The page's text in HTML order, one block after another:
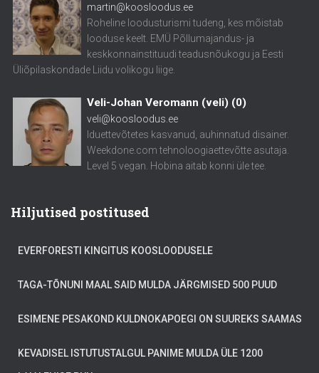
martin@koosloodus.ee
Roheline loodusturismi tudeng, kes mõistab
looduse keelt. EMÜ Põllumajandus- ja
keskkonnainstituudi teadusnõukogu ja Eesti
Üliõpilaskondade Liidu volikogu liige.
Veli-Johan Veromann (veli) (0)
veli@koosloodus.ee
Iduettevõtetes kasvanud, auhinnatud disainer.
Weekdone.com tehnoloogiaettevõtte asutaja.
Level 5 vegan. Hobina aitab konni üle tee.
Hiljutised postitused
EVERFORESTI KINGITUS KOOSLOODUSELE
TAGA-TÕNUNI MAAL SAID MULDA JÄRGMISED 500 PUUD
ESIMENE PESAKOND KULDNOKAPOEGI ON SUUREKS SAAMAS
KEVADISEL ISTUTUSTALGUL PANIME MULDA ÜLE 1200